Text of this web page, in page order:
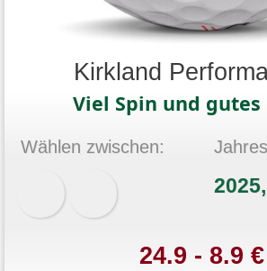
Kirkland
Viel Spin und gutes
Wählen zwischen:
24.9 - 8.9 €